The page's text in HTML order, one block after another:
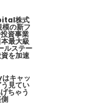
株式
の新フ
資事業
最大級
ルステー
を加速
キャッ
見てい
ちゃう